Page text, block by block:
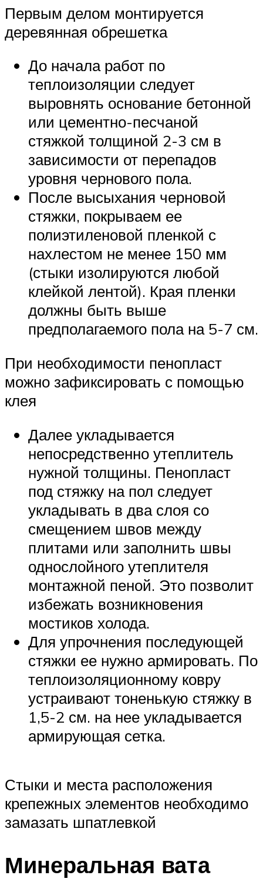
Первым делом монтируется
деревянная обрешетка
До начала работ по
теплоизоляции следует
выровнять основание бетонной
или цементно-песчаной
стяжкой толщиной 2-3 см в
зависимости от перепадов
уровня чернового пола.
После высыхания черновой
стяжки, покрываем ее
полиэтиленовой пленкой с
нахлестом не менее 150 мм
(стыки изолируются любой
клейкой лентой). Края пленки
должны быть выше
предполагаемого пола на 5-7 см.
При необходимости пенопласт
можно зафиксировать с помощью
клея
Далее укладывается
непосредственно утеплитель
нужной толщины. Пенопласт
под стяжку на пол следует
укладывать в два слоя со
смещением швов между
плитами или заполнить швы
однослойного утеплителя
монтажной пеной. Это позволит
избежать возникновения
мостиков холода.
Для упрочнения последующей
стяжки ее нужно армировать. По
теплоизоляционному ковру
устраивают тоненькую стяжку в
1,5-2 см. на нее укладывается
армирующая сетка.
Стыки и места расположения
крепежных элементов необходимо
замазать шпатлевкой
Минеральная вата